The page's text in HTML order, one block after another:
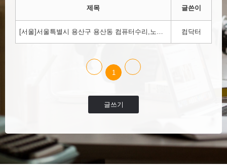
제목 글쓴이
[서울]서울특별시 용산구 용산동 컴퓨터수리,노트북수리,윈도우설치 컴닥터에서 하세요!!!1800-3354 컴닥터
1
글쓰기